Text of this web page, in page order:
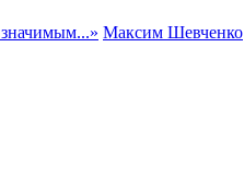
значимым...» Максим Шевченко